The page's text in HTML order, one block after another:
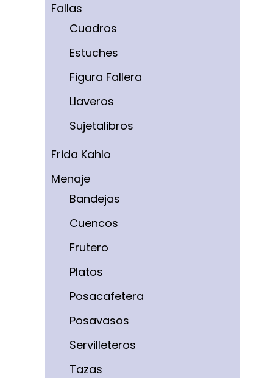
Fallas
Cuadros
Estuches
Figura Fallera
Llaveros
Sujetalibros
Frida Kahlo
Menaje
Bandejas
Cuencos
Frutero
Platos
Posacafetera
Posavasos
Servilleteros
Tazas